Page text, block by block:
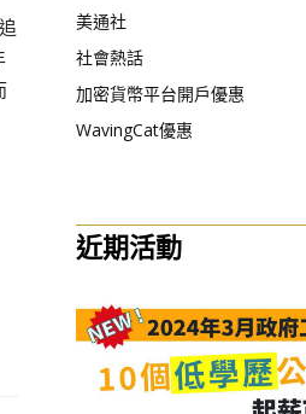
美通社
社會熱話
加密貨幣平台開戶優惠
WavingCat優惠
近期活動